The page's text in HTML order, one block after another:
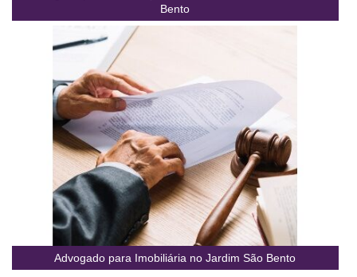
Bento
Advogado para Imobiliária no Jardim São Bento